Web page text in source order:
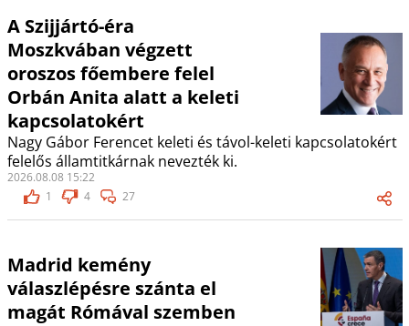
A Szijjártó-éra
Moszkvában végzett
oroszos főembere felel
Orbán Anita alatt a keleti
kapcsolatokért
Nagy Gábor Ferencet keleti és távol-keleti kapcsolatokért
felelős államtitkárnak nevezték ki.
2026.08.08 15:22
1
4 27
Madrid kemény
válaszlépésre szánta el
magát Rómával szemben